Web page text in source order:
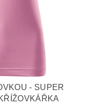
- SUPER